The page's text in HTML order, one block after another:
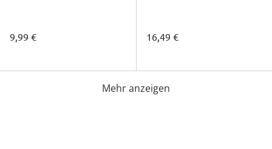
9,99 € 16,49 €
Mehr anzeigen